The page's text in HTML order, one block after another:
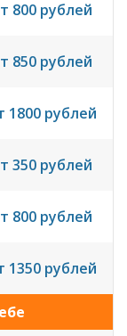
800 рублей
850 рублей
1800 рублей
350 рублей
800 рублей
1350 рублей